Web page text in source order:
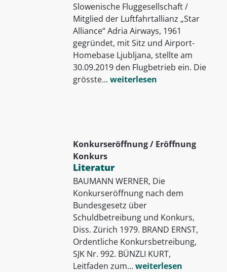
Slowenische Fluggesellschaft /
Mitglied der Luftfahrtallianz „Star
Alliance“ Adria Airways, 1961
gegründet, mit Sitz und Airport-
Homebase Ljubljana, stellte am
30.09.2019 den Flugbetrieb ein. Die
grösste... weiterlesen
Konkurseröffnung / Eröffnung
Konkurs
Literatur
BAUMANN WERNER, Die
Konkurseröffnung nach dem
Bundesgesetz über
Schuldbetreibung und Konkurs,
Diss. Zürich 1979. BRAND ERNST,
Ordentliche Konkursbetreibung,
SJK Nr. 992. BÜNZLI KURT,
Leitfaden zum... weiterlesen